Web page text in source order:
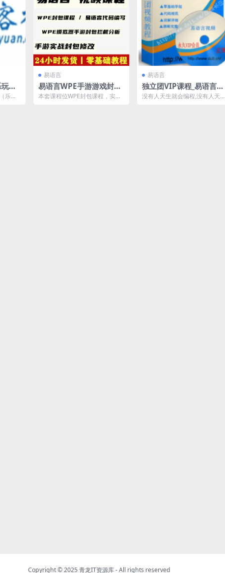
模
乐玩
易语言
易语言WPE手游游戏封包
拦截修改模拟器辅助编写
本套课程位WPE封包课程，实战
易语言
独立团VIP课程_易语言零
基础课程
没有人天生就会编程,没有人天生
Copyright © 2025青龙IT资源库- All rights reserved